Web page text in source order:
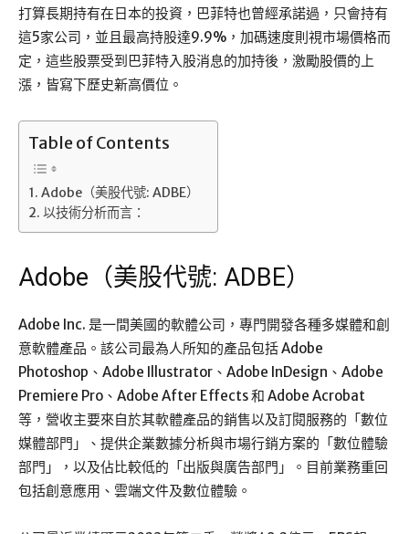
打算長期持有在日本的投資，巴菲特也曾經承諾過，只會持有
這5家公司，並且最高持股達9.9%，加碼速度則視市場價格而
定，這些股票受到巴菲特入股消息的加持後，激勵股價的上
漲，皆寫下歷史新高價位。
Table of Contents
Adobe（美股代號: ADBE）
以技術分析而言：
Adobe（美股代號: ADBE）
Adobe Inc. 是一間美國的軟體公司，專門開發各種多媒體和創
意軟體產品。該公司最為人所知的產品包括 Adobe
Photoshop、Adobe Illustrator、Adobe InDesign、Adobe
Premiere Pro、Adobe After Effects 和 Adobe Acrobat
等，營收主要來自於其軟體產品的銷售以及訂閱服務的「數位
媒體部門」、提供企業數據分析與市場行銷方案的「數位體驗
部門」，以及佔比較低的「出版與廣告部門」。目前業務重回
包括創意應用、雲端文件及數位體驗。